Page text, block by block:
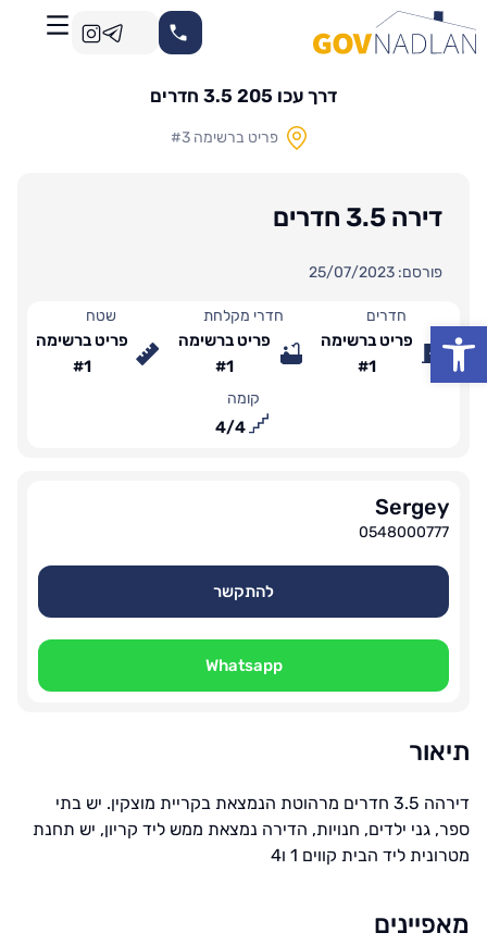
פתח סרגל נגישות
דרך עכו 205 3.5 חדרים
פריט ברשימה #3
דירה 3.5 חדרים
פורסם: 25/07/2023
חדרים
פריט ברשימה
#1
חדרי מקלחת
פריט ברשימה
#1
שטח
פריט ברשימה
#1
קומה
4
/
4
Sergey
0548000777
להתקשר
Whatsapp
תיאור
דירהה 3.5 חדרים מרהוטת הנמצאת בקריית מוצקין. יש בתי
ספר, גני ילדים, חנויות, הדירה נמצאת ממש ליד קריון, יש תחנת
מטרונית ליד הבית קווים 1 ו4
מאפיינים